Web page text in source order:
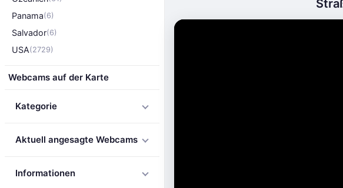
Panama(6)
Salvador(6)
USA(2729)
Webcams auf der Karte
Kategorie
Aktuell angesagte Webcams
Informationen